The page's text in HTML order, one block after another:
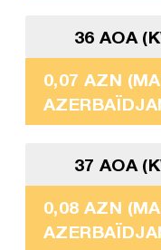
36 AOA
0,07 AZN
37 AOA
0,08 AZN